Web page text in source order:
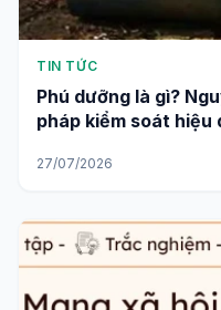
TIN TỨC
Phú dưỡng là gì?
pháp kiểm soát hiệu
27/07/2026